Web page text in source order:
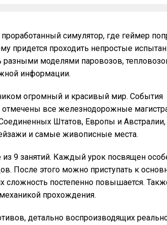
симулятор, где геймер
придется проходить непростые
разными моделями паровозов,
информации.
огромный и красивый мир. События
отмечены все железнодорожные
Штатов, Европы и
и самые живописные места.
9 занятий. Каждый урок посвящен
После этого можно приступать к
сложность постепенно повышается.
прохождения.
детально воспроизводящих